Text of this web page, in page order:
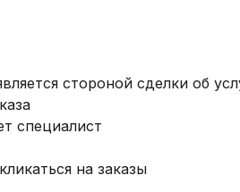
стороной сделки об
специалист
на заказы